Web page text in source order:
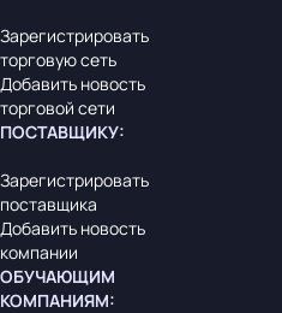
Зарегистрировать
торговую сеть
Добавить новость
торговой сети
ПОСТАВЩИКУ:
Зарегистрировать
поставщика
Добавить новость
компании
ОБУЧАЮЩИМ
КОМПАНИЯМ: